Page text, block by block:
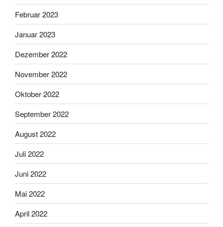
Februar 2023
Januar 2023
Dezember 2022
November 2022
Oktober 2022
September 2022
August 2022
Juli 2022
Juni 2022
Mai 2022
April 2022